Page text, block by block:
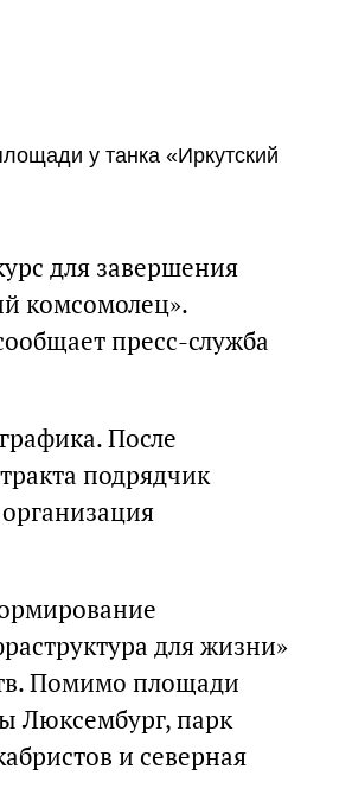
у танка «Иркутский
для завершения
комсомолец».
пресс-служба
После
подрядчик
для жизни»
Помимо площади
Люксембург, парк
и северная